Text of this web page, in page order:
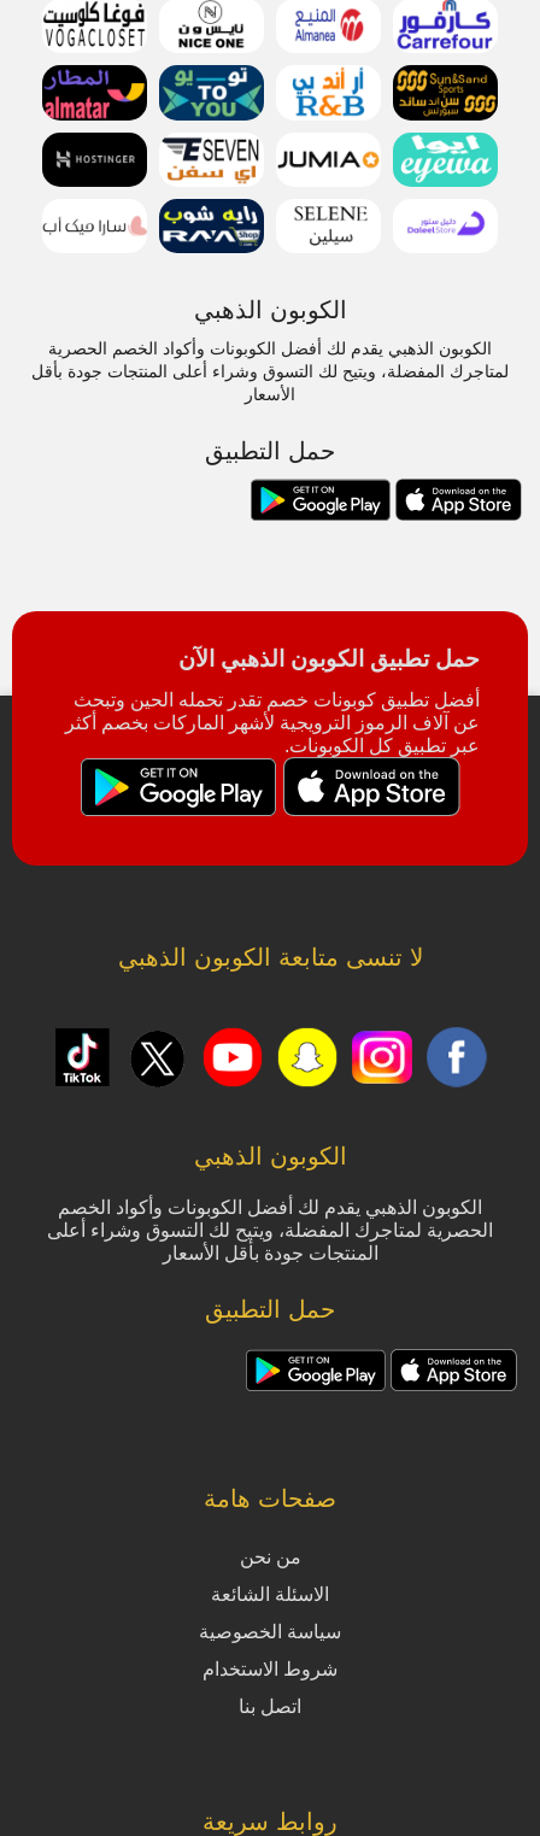
الكوبون الذهبي
الكوبون الذهبي يقدم لك أفضل الكوبونات وأكواد الخصم الحصرية
لمتاجرك المفضلة، ويتيح لك التسوق وشراء أعلى المنتجات جودة بأقل
الأسعار
حمل التطبيق
حمل تطبيق الكوبون الذهبي الآن
أفضل تطبيق كوبونات خصم تقدر تحمله الحين وتبحث
عن آلاف الرموز الترويجية لأشهر الماركات بخصم أكثر
عبر تطبيق كل الكوبونات.
لا تنسى متابعة الكوبون الذهبي
الكوبون الذهبي
الكوبون الذهبي يقدم لك أفضل الكوبونات وأكواد الخصم
الحصرية لمتاجرك المفضلة، ويتيح لك التسوق وشراء أعلى
المنتجات جودة بأقل الأسعار
حمل التطبيق
صفحات هامة
من نحن
الاسئلة الشائعة
سياسة الخصوصية
شروط الاستخدام
اتصل بنا
روابط سريعة